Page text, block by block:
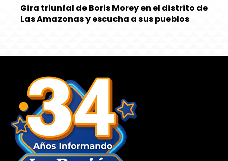
Gira triunfal de Boris Morey en el distrito de
Las Amazonas y escucha a sus pueblos